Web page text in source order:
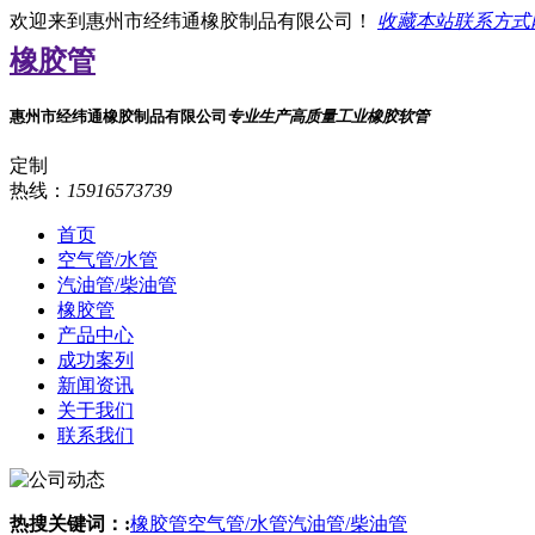
欢迎来到惠州市经纬通橡胶制品有限公司！ 收藏本站联系方式
橡胶管
惠州市经纬通橡胶制品有限公司 专业生产高质量工业橡胶软管
定制
热线： 15916573739
首页
空气管/水管
汽油管/柴油管
橡胶管
产品中心
成功案列
新闻资讯
关于我们
联系我们
热搜关键词：:橡胶管空气管/水管汽油管/柴油管